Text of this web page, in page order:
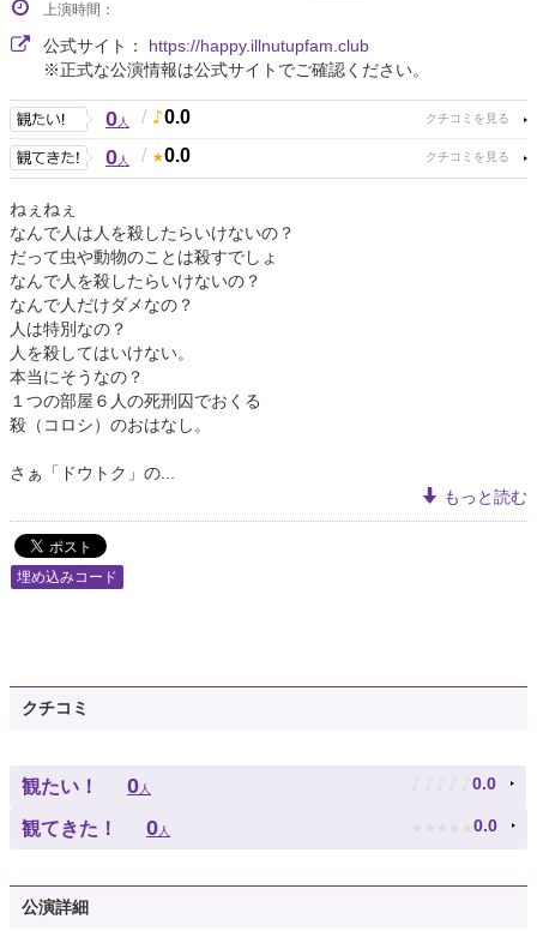
上演時間：
公式サイト： https://happy.illnutupfam.club
※正式な公演情報は公式サイトでご確認ください。
0人 / 0.0
0人 / 0.0
ねぇねぇ
なんで人は人を殺したらいけないの？
だって虫や動物のことは殺すでしょ
なんで人を殺したらいけないの？
なんで人だけダメなの？
人は特別なの？
人を殺してはいけない。
本当にそうなの？
１つの部屋６人の死刑囚でおくる
殺（コロシ）のおはなし。
さぁ「ドウトク」の...
もっと読む
埋め込みコード
クチコミ
観たい！ 0人 ♪ ♪ ♪ ♪ ♪ 0.0
観てきた！ 0人 ★ ★ ★ ★ ★ 0.0
公演詳細